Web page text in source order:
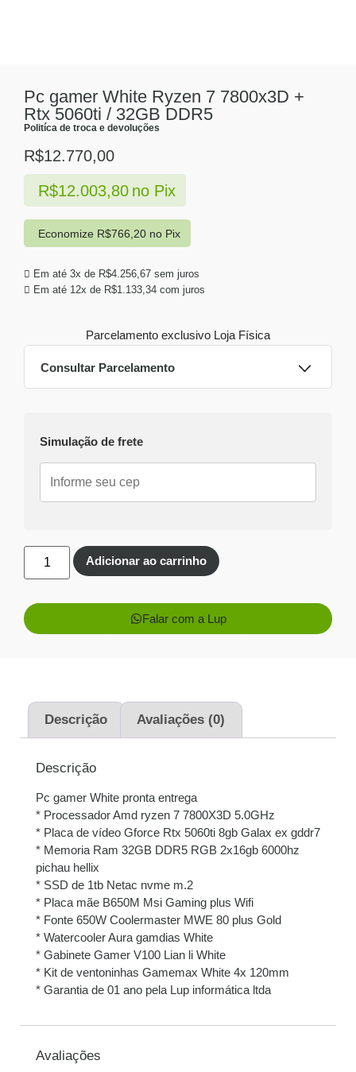
Pc gamer White Ryzen 7 7800x3D +
Rtx 5060ti / 32GB DDR5
Politíca de troca e devoluções
R$12.770,00
Em até 3x de R$4.256,67 sem juros
Em até 12x de R$1.133,34 com juros
R$12.003,80 no Pix
Economize R$766,20no Pix
Parcelamento exclusivo Loja Física
Consultar Parcelamento
Pix:R$12.003,80
EconomizeR$766,20
Aprovação imediata
sem juros
sem juros
4x de R$3.208,46
com juros
5x de
com juros
12.872,15
6x deR$ 2.158,13
com juros
R$ 12.948,78
7x deR$1.868,07
com juros
R$ 13.076,49
8x deR$1.643,82
R$13.150,56
Simulação de frete
Adicionar ao carrinho
Falar com a Lup
Descrição Avaliações (0)
Descrição
Pc gamer White pronta entrega
* Processador Amd ryzen 7 7800X3D 5.0GHz
* Placa de vídeo Gforce Rtx 5060ti 8gb Galax ex gddr7
* Memoria Ram 32GB DDR5 RGB 2x16gb 6000hz
pichau hellix
* SSD de 1tb Netac nvme m.2
* Placa mãe B650M Msi Gaming plus Wifi
* Fonte 650W Coolermaster MWE 80 plus Gold
* Watercooler Aura gamdias White
* Gabinete Gamer V100 Lian li White
* Kit de ventoninhas Gamemax White 4x 120mm
* Garantia de 01 ano pela Lup informática ltda
Avaliações